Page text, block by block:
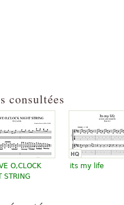
consultées
O,CLOCK
STRING
its my life